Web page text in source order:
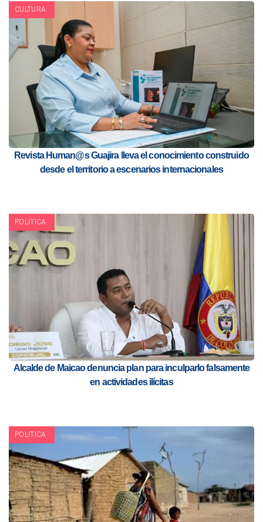
CULTURA
Revista Human@s Guajira lleva el conocimiento construido
desde el territorio a escenarios internacionales
POLITICA
Alcalde de Maicao denuncia plan para inculparlo falsamente
en actividades ilícitas
POLITICA